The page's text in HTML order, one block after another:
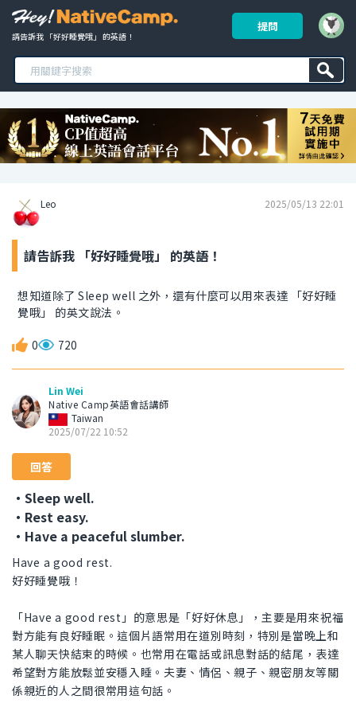
請告訴我 「好好睡覺哦」 的英語！
提問
Leo 2025/05/13 22:01
請告訴我 「好好睡覺哦」 的英語！
想知道除了 Sleep well 之外，還有什麼可以用來表達 「好好睡
覺哦」 的英文說法。
0 720
Lin Wei
Native Camp英語會話講師
Taiwan
2025/07/22 10:52
回答
・Sleep well.
・Rest easy.
・Have a peaceful slumber.
Have a good rest.
好好睡覺哦！
「Have a good rest」的意思是「好好休息」，主要是用來祝福
對方能有良好睡眠。這個片語常用在道別時刻，特別是當晚上和
某人聊天快結束的時候。也常用在電話或訊息對話的結尾，表達
希望對方能放鬆並安穩入睡。夫妻、情侶、親子、親密朋友等關
係親近的人之間很常用這句話。